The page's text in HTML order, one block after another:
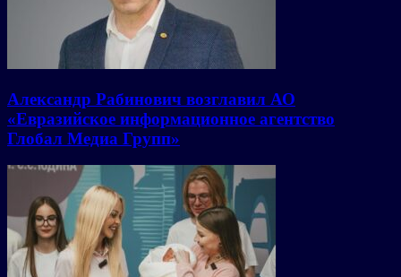
Александр Рабинович возглавил АО
«Евразийское информационное агентство
Глобал Медиа Групп»